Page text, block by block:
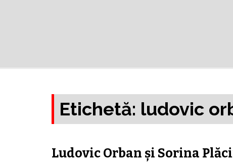
Etichetă: ludovic
Ludovic Orban şi Sorina